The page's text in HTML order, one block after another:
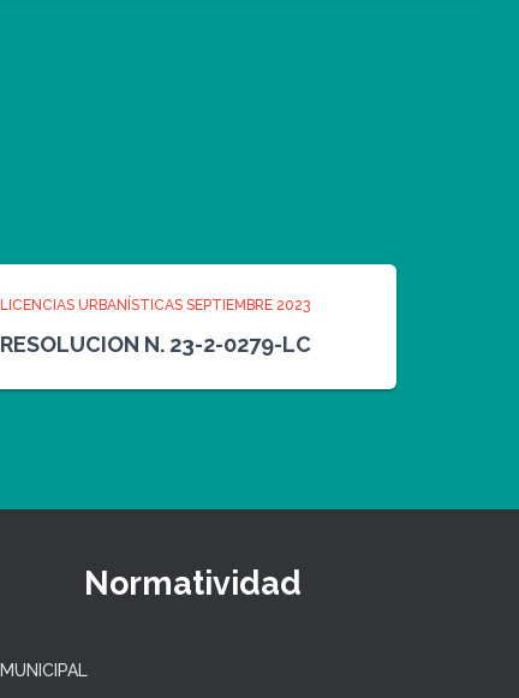
LICENCIAS URBANÍSTICAS SEPTIEMBRE 2023
RESOLUCION N. 23-2-0279-LC
Normatividad
MUNICIPAL